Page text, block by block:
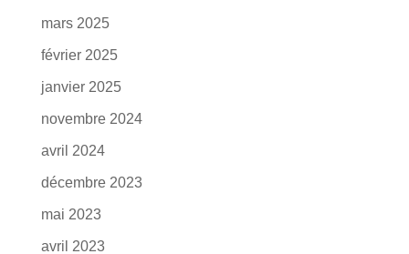
mars 2025
février 2025
janvier 2025
novembre 2024
avril 2024
décembre 2023
mai 2023
avril 2023